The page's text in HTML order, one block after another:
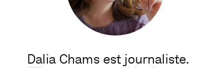
Dalia Chams est journaliste.